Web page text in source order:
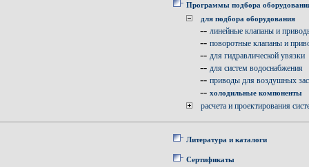
Программы подбора
для подбора оборудования
-- линейные клапаны и
-- поворотные клапаны и
-- для гидравлической увязки
-- для систем водоснабжения
-- приводы для воздушных
-- холодильные компоненты
расчета и проектирования
Литература и каталоги
Сертификаты